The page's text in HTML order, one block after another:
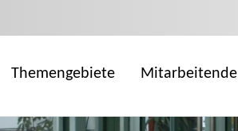
Themengebiete Mitarbeitende